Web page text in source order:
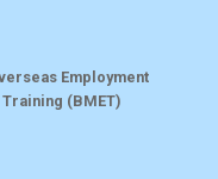
Employment
(BMET)